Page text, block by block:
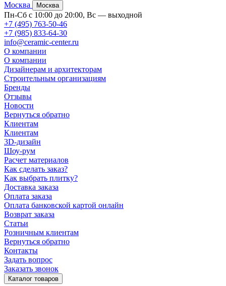
Москва
Москва
Пн-Сб с 10:00 до 20:00, Вс — выходной
+7 (495) 763-50-46
+7 (985) 833-64-30
info@ceramic-center.ru
О компании
О компании
Дизайнерам и архитекторам
Строительным организациям
Бренды
Отзывы
Новости
Вернуться обратно
Клиентам
Клиентам
3D-дизайн
Шоу-рум
Расчет материалов
Как сделать заказ?
Как выбрать плитку?
Доставка заказа
Оплата заказа
Оплата банковской картой онлайн
Возврат заказа
Статьи
Розничным клиентам
Вернуться обратно
Контакты
Задать вопрос
Заказать звонок
Каталог товаров